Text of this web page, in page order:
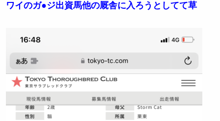
ワイのガ●ジ出資馬他の厩舎に入ろうとしてて草